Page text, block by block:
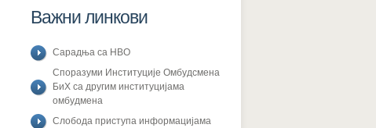
Важни линкови
Сарадња са НВО
Споразуми Институције Омбудсмена
БиХ са другим институцијама
омбудмена
Слобода приступа информацијама